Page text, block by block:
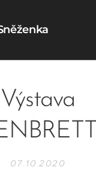
Výstava
07.10.2020